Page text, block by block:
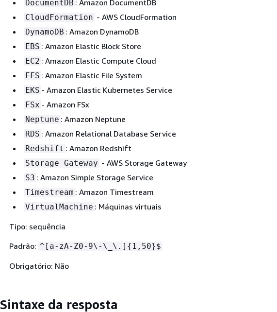
DocumentDB : Amazon DocumentDB
CloudFormation - AWS CloudFormation
DynamoDB : Amazon DynamoDB
EBS : Amazon Elastic Block Store
EC2 : Amazon Elastic Compute Cloud
EFS : Amazon Elastic File System
EKS - Amazon Elastic Kubernetes Service
FSx - Amazon FSx
Neptune : Amazon Neptune
RDS : Amazon Relational Database Service
Redshift : Amazon Redshift
Storage Gateway - AWS Storage Gateway
S3 : Amazon Simple Storage Service
Timestream : Amazon Timestream
VirtualMachine : Máquinas virtuais
Tipo: sequência
Padrão: ^[a-zA-Z0-9\-\_\.] { 1,50}$
Obrigatório: Não
Sintaxe da resposta